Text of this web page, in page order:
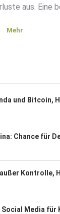
aus. Eine
ist,
zehn
Musk 85
dass er
Mehr